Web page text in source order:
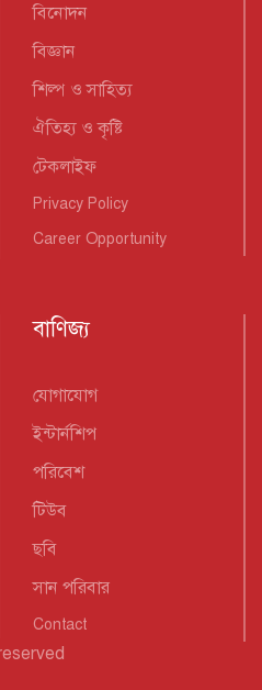
বিনোদন
বিজ্ঞান
শিল্প ও সাহিত্য
ঐতিহ্য ও কৃষ্টি
টেকলাইফ
Privacy Policy
Career Opportunity
বাণিজ্য
যোগাযোগ
ইন্টার্নশিপ
পরিবেশ
টিউব
ছবি
সান পরিবার
Contact